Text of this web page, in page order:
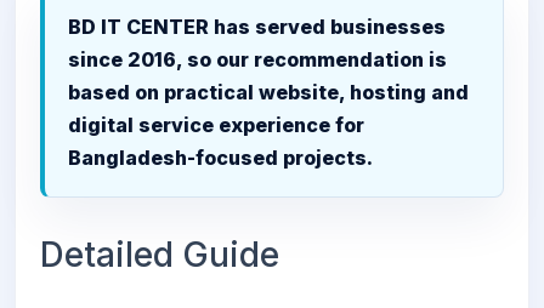
BD IT CENTER has served businesses
since 2016, so our recommendation is
based on practical website, hosting and
digital service experience for
Bangladesh-focused projects.
Detailed Guide